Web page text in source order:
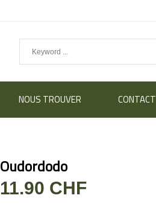
NOUS TROUVER CONTACT
Oudordodo
11.90 CHF